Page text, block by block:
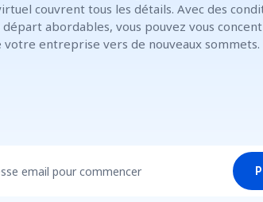
couvrent tous les détails. Avec des
abordables, vous pouvez vous
votre entreprise vers de nouveaux sommets.
email pour commencer